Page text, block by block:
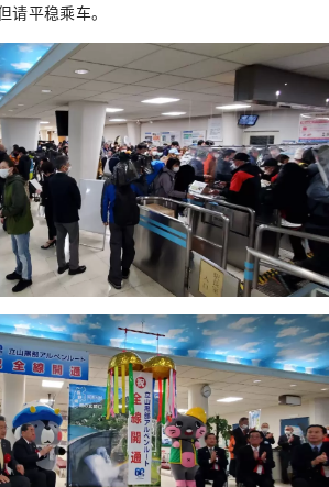
请平稳乘车。